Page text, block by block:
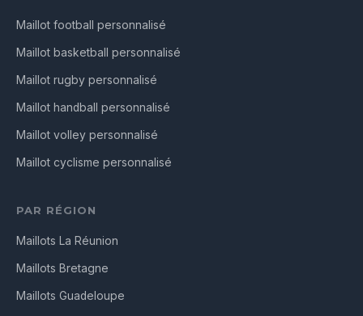
Maillot football personnalisé
Maillot basketball personnalisé
Maillot rugby personnalisé
Maillot handball personnalisé
Maillot volley personnalisé
Maillot cyclisme personnalisé
PAR RÉGION
Maillots La Réunion
Maillots Bretagne
Maillots Guadeloupe